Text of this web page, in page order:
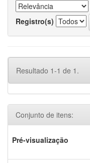
Registro(s)
Resultado 1-1 de 1.
Conjunto de itens:
Pré-visualização